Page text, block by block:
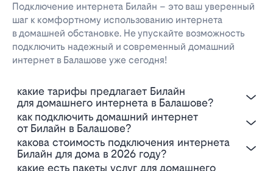
Подключение интернета Билайн – это ваш уверенный
шаг к комфортному использованию интернета
в домашней обстановке. Не упускайте возможность
подключить надежный и современный домашний
интернет в Балашове уже сегодня!
Какие тарифы предлагает Билайн
для домашнего интернета в Балашове?
Как подключить домашний интернет
от Билайн в Балашове?
Какова стоимость подключения интернета
Билайн для дома в 2026 году?
Какие есть пакеты услуг для домашнего